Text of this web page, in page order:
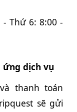
Thứ 6: 8:00 -
ứng dịch vụ
thanh toán
sẽ gửi